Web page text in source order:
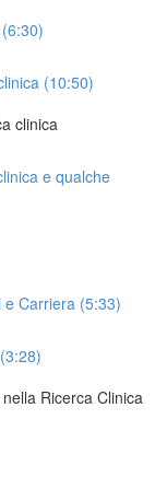
(10:50)
clinica
e qualche
e Carriera (5:33)
Ricerca Clinica